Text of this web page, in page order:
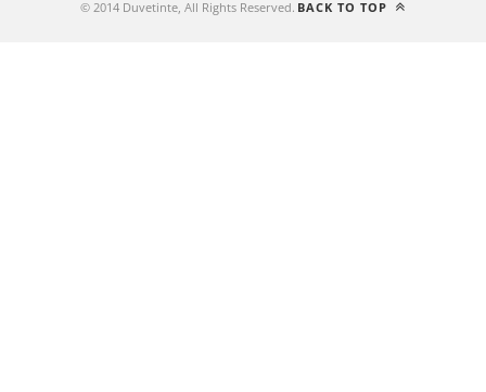
© 2014 Duvetinte, All Rights Reserved. BACK TO TOP